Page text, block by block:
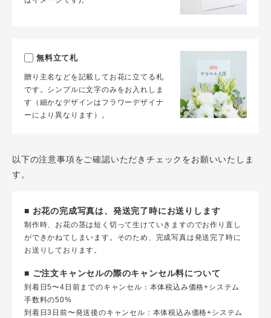
無料立て札
贈り主名などを記載してお花に立てる札
です。シンプルに文字のみをお入れしま
す（細かなデザインはフラワーデザイナ
ーにより異なります）。
以下の注意事項をご確認いただきチェックをお願いいたしま
す。
■ お花の完成写真は、発送完了時にお送りします
制作時、お花の茎は短く切って生けていきますのでお作り直し
ができかねてしまいます。そのため、完成写真は発送完了時に
お送りしております。
■ ご注文キャンセルの際のキャンセル料について
到着日5〜4日前までのキャンセル：本体税込み価格+システム
手数料の50%
到着日3日前〜発送後のキャンセル：本体税込み価格+システム